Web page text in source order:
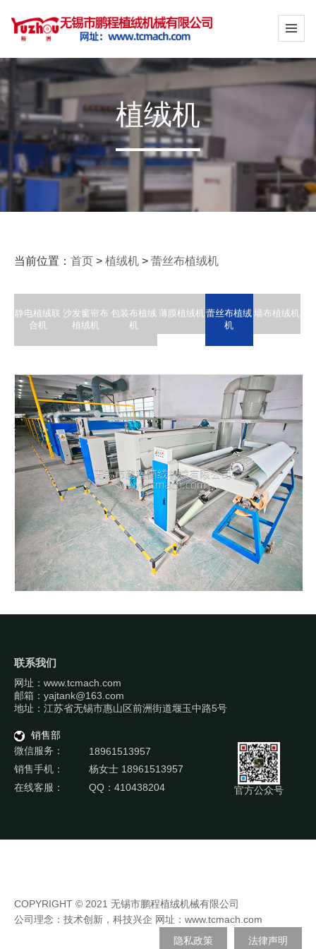
植绒机
当前位置： 首页 > 植绒机 > 蕾丝布植绒机
静电植绒联
合机
沙发窗帘布
植绒机
包装布植绒
机
薄膜植绒机蕾丝布植绒
机
墙布植绒机
蕾丝布植绒撒金粉机
概述：蕾丝布植绒撒金粉机
免费服务热线：0510-83390228
点击数：3810 录入时间：2020-10-25 15:51:51【打印此
页】【 返回】
联系我们
网址：www.tcmach.com
邮箱：yajtank@163.com
地址：江苏省无锡市惠山区前洲街道堰玉中路5号
销售部
微信服务：
18961513957
官方公众号
销售手机：
杨女士 18961513957
在线客服：
QQ：410438204
COPYRIGHT © 2021 无锡市鹏程植绒机械有限公司
公司理念：技术创新，科技兴企 网址： www.tcmach.com
隐私政策
法律声明